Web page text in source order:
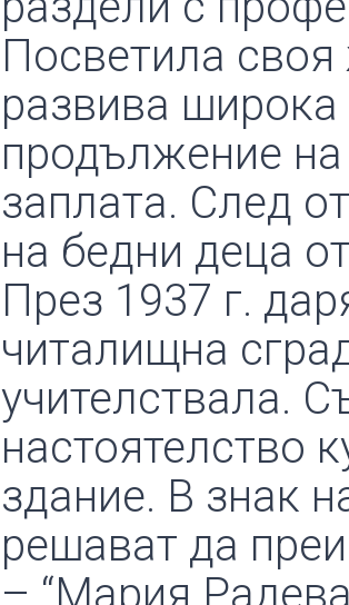
Посветила
развива широка
продължение на
заплата. След
на бедни деца
През 1937 г.
читалищна
учителствала.
настоятелство
здание. В знак
решават да
– “Мария